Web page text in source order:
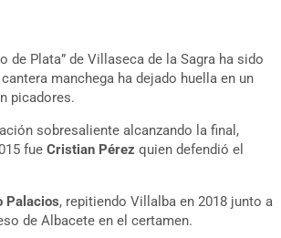
Plata” de Villaseca de la Sagra ha sido
manchega ha dejado huella en un
picadores.
sobresaliente alcanzando la final,
fueCristian Pérez quien defendió el
Palacios, repitiendo Villalba en 2018 junto a
de Albacete en el certamen.